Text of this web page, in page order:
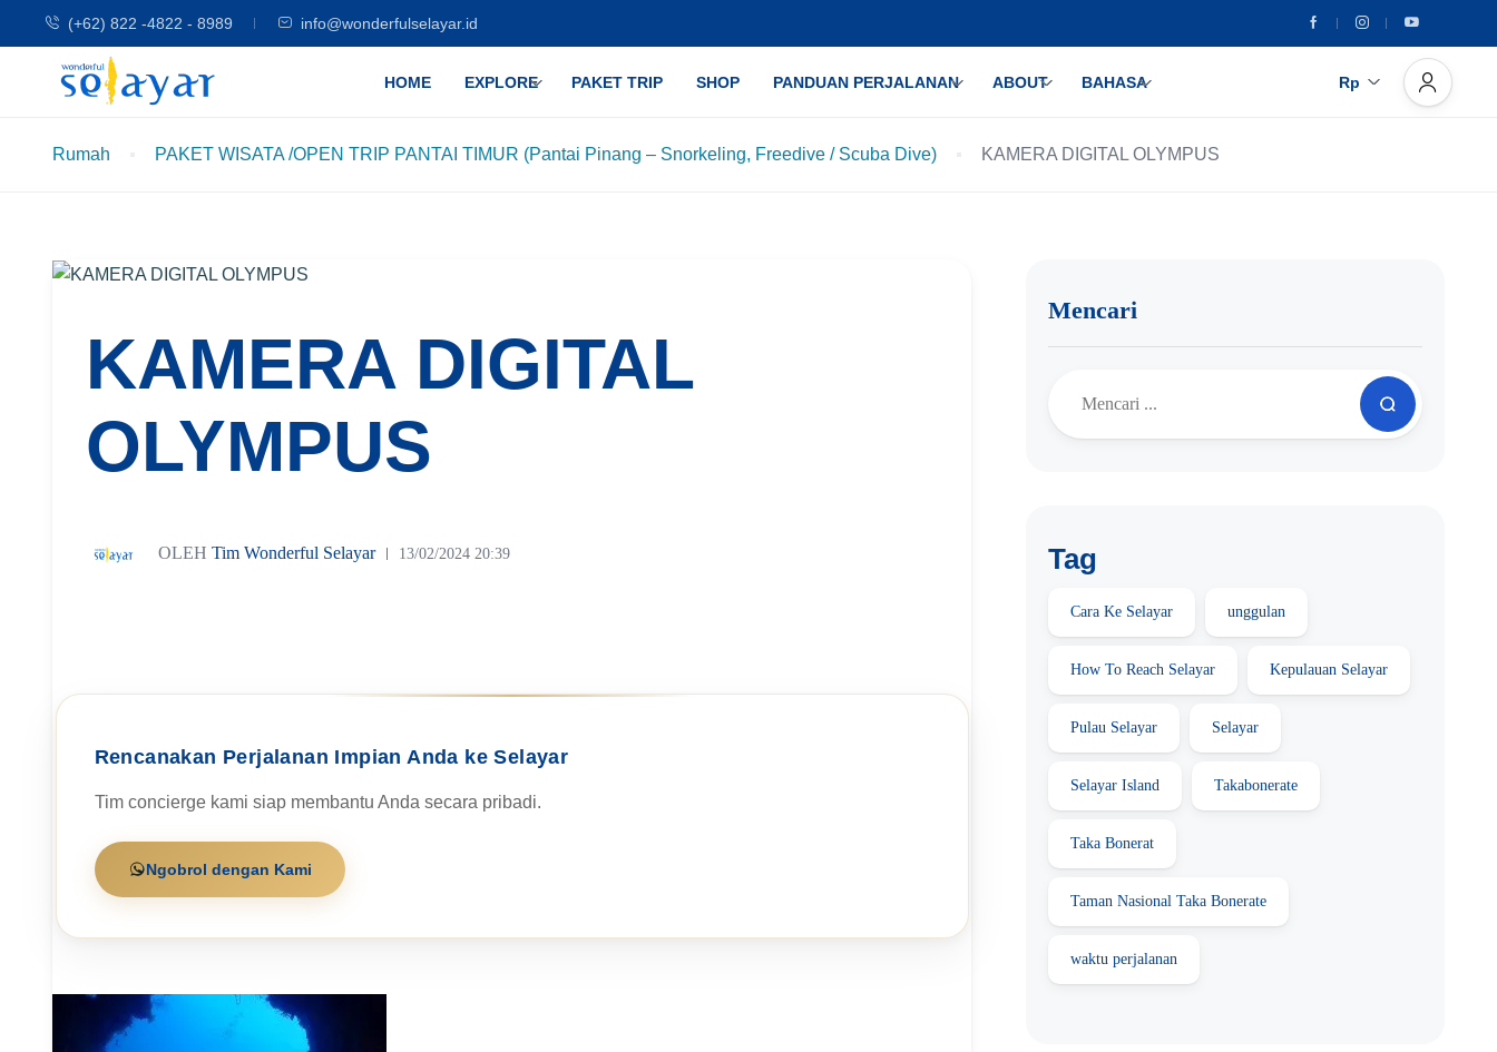
(+62) 822 -4822 - 8989 info@wonderfulselayar.id
HOME EXPLORE PAKET TRIP SHOP PANDUAN PERJALANAN ABOUT BAHASA Rp
Rumah PAKET WISATA /OPEN TRIP PANTAI TIMUR (Pantai Pinang – Snorkeling, Freedive / Scuba Dive) KAMERA DIGITAL OLYMPUS
KAMERA DIGITAL
OLYMPUS
OLEH Tim Wonderful Selayar 13/02/2024 20:39
Rencanakan Perjalanan Impian Anda ke Selayar
Tim concierge kami siap membantu Anda secara pribadi.
Ngobrol dengan Kami
Mencari
Tag
Cara Ke Selayar unggulan
How To Reach Selayar Kepulauan Selayar
Pulau Selayar Selayar
Selayar Island Takabonerate
Taka Bonerat
Taman Nasional Taka Bonerate
waktu perjalanan